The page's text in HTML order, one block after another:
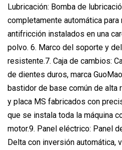
Lubricación: Bomba de
completamente automática
antifricción instalados en una
polvo. 6. Marco del soporte y
resistente.7. Caja de cambios:
de dientes duros, marca
bastidor de base común de alta
y placa MS fabricados con
que se instala toda la máquina
motor.9. Panel eléctrico: Panel
Delta con inversión automática,